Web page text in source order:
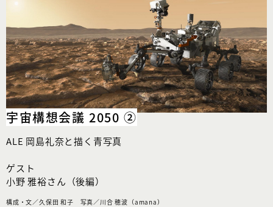
宇宙構想会議 2050 ②
ALE 岡島礼奈と描く青写真
ゲスト
小野 雅裕さん（後編）
構成・文／久保田 和子 写真／川合 穂波（amana）